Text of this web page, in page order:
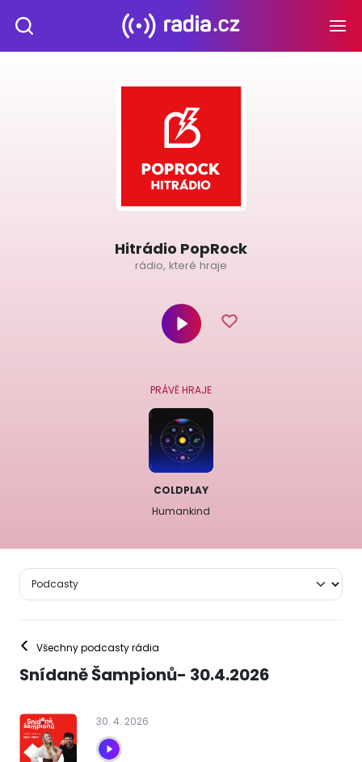
Hitrádio PopRock
rádio, které hraje
PRÁVĚ HRAJE
COLDPLAY
Humankind
< Všechny podcasty rádia
Snídaně Šampionů- 30.4.2026
30. 4. 2026